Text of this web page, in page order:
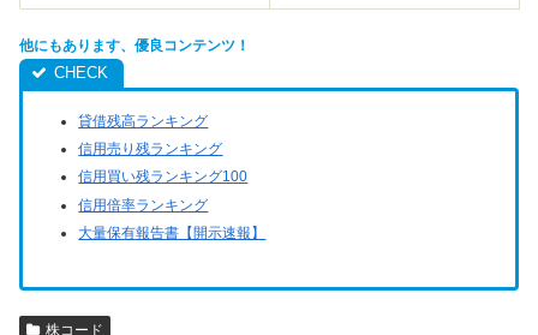
他にもあります、優良コンテンツ！
貸借残高ランキング
信用売り残ランキング
信用買い残ランキング100
信用倍率ランキング
大量保有報告書【開示速報】
株コード